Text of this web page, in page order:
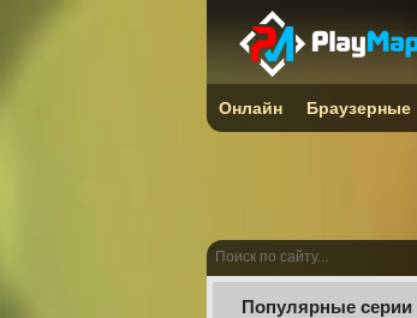
Популярные серии
Онлайн Браузерные